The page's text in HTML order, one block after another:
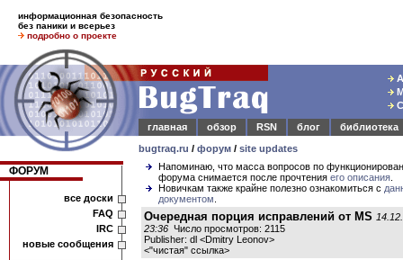
информационная безопасность
без паники и всерьез
подробно о проекте
главная
обзор RSN блог
библиотека
bugtraq.ru / форум / site updates
ФОРУМ
все доски
FAQ
IRC
новые сообщения
Напоминаю, что масса вопросов по
форума снимается после прочтения его описания
Новичкам также крайне полезно ознакомиться с
документом
Очередная порция исправлений от MS
23:36 Число просмотров: 2115
Publisher: dl <Dmitry Leonov>
<"чистая" ссылка>